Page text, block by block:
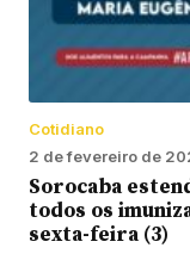
Cotidiano
2 de fevereiro de
Sorocaba
todos os
sexta-feira (3)